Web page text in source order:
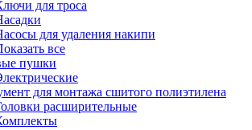
для троса
для удаления накипи
все
пушки
для монтажа сшитого полиэтилена
расширительные